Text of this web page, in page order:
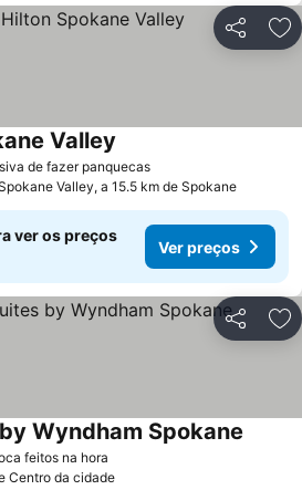
Partilhar
de fazer panquecas
Valley
Valley, a 15.5 km de Spokane
ver os preços
Ver preços
Partilhar
feitos na hora
Wyndham Spokane
Centro da cidade